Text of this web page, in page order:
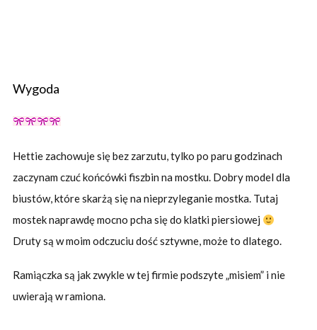
Wygoda
Hettie zachowuje się bez zarzutu, tylko po paru godzinach
zaczynam czuć końcówki fiszbin na mostku. Dobry model dla
biustów, które skarżą się na nieprzyleganie mostka. Tutaj
mostek naprawdę mocno pcha się do klatki piersiowej
Druty są w moim odczuciu dość sztywne, może to dlatego.
Ramiączka są jak zwykle w tej firmie podszyte „misiem” i nie
uwierają w ramiona.